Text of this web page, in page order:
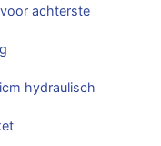
achterste
hydraulisch